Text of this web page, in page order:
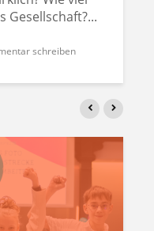
Gesellschaft?...
schreiben